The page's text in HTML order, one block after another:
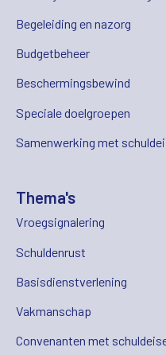
Begeleiding en nazorg
Budgetbeheer
Beschermingsbewind
Speciale doelgroepen
Samenwerking met
Thema's
Vroegsignalering
Schuldenrust
Basisdienstverlening
Vakmanschap
Convenanten met